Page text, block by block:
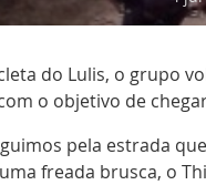
do Lulis, o grupo
o objetivo de
pela estrada
freada brusca, o